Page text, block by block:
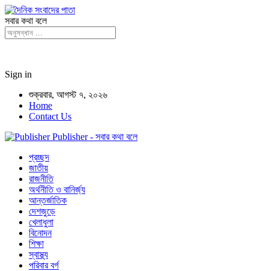
সবার কথা বলে
Sign in
শুক্রবার, আগস্ট ৭, ২০২৬
Home
Contact Us
Publisher - সবার কথা বলে
প্রচ্ছদ
জাতীয়
রাজনীতি
অর্থনীতি ও বানির্জ্য
আন্তর্জাতিক
দেশজুড়ে
খেলাধুলা
বিনোদন
শিক্ষা
স্বাস্থ্য
পরিবার বর্গ